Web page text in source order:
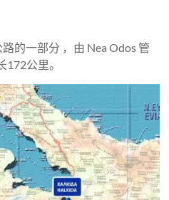
路的一部分 ，由 Nea Odos 管
公里。